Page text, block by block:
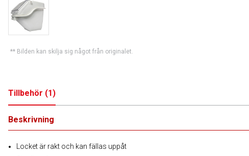
** Bilden kan skilja sig något från originalet.
Tillbehör (1)
Beskrivning
Locket är rakt och kan fällas uppåt